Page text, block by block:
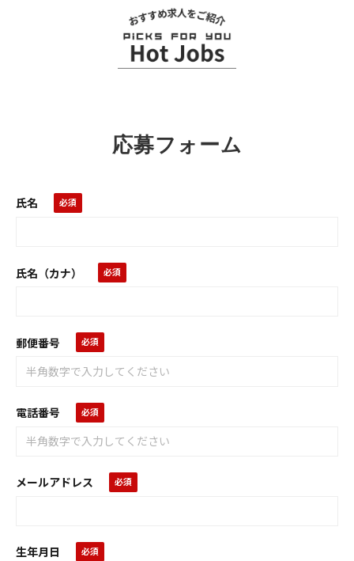
応募フォーム
氏名
氏名（カナ）
郵便番号
電話番号
メールアドレス
生年月日